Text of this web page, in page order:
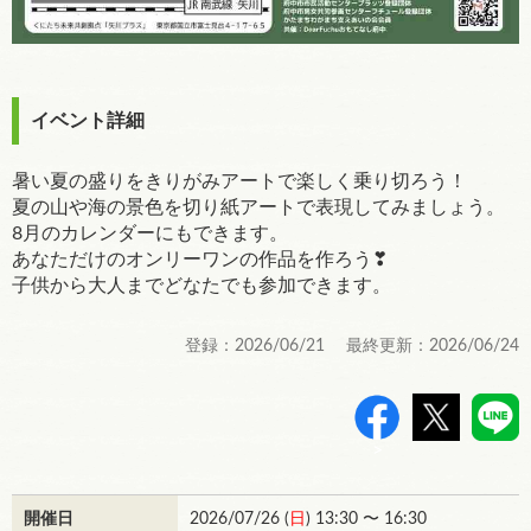
イベント詳細
暑い夏の盛りをきりがみアートで楽しく乗り切ろう！
夏の山や海の景色を切り紙アートで表現してみましょう。
8月のカレンダーにもできます。
あなただけのオンリーワンの作品を作ろう❣
子供から大人までどなたでも参加できます。
登録：2026/06/21 最終更新：2026/06/24
開催日 2026/07/26 ( 日 ) 13:30 〜 16:30